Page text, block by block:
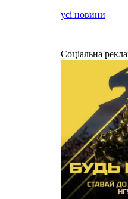
усі новини
Соціальна